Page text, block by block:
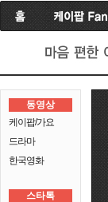
동영상
케이팝/가요
드라마
한국영화
스타톡